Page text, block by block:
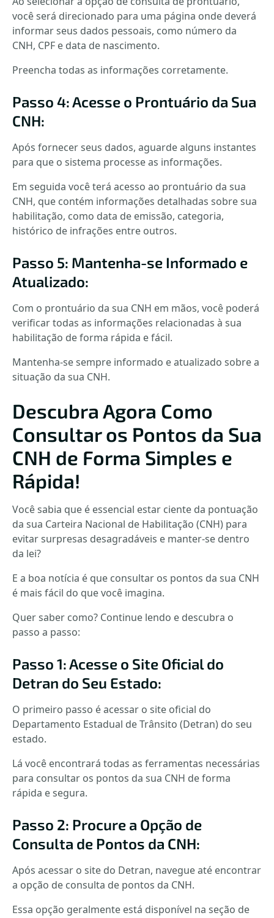
você será direcionado para uma página onde deverá
informar seus dados pessoais, como número da
CNH, CPF e data de nascimento.
Preencha todas as informações corretamente.
Passo 4: Acesse o Prontuário da Sua
CNH:
Após fornecer seus dados, aguarde alguns instantes
para que o sistema processe as informações.
Em seguida você terá acesso ao prontuário da sua
CNH, que contém informações detalhadas sobre sua
habilitação, como data de emissão, categoria,
histórico de infrações entre outros.
Passo 5: Mantenha-se Informado e
Atualizado:
Com o prontuário da sua CNH em mãos, você poderá
verificar todas as informações relacionadas à sua
habilitação de forma rápida e fácil.
Mantenha-se sempre informado e atualizado sobre a
situação da sua CNH.
Descubra Agora Como
Consultar os Pontos da Sua
CNH de Forma Simples e
Rápida!
Você sabia que é essencial estar ciente da pontuação
da sua Carteira Nacional de Habilitação (CNH) para
evitar surpresas desagradáveis e manter-se dentro
da lei?
E a boa notícia é que consultar os pontos da sua CNH
é mais fácil do que você imagina.
Quer saber como? Continue lendo e descubra o
passo a passo:
Passo 1: Acesse o Site Oficial do
Detran do Seu Estado:
O primeiro passo é acessar o site oficial do
Departamento Estadual de Trânsito (Detran) do seu
estado.
Lá você encontrará todas as ferramentas necessárias
para consultar os pontos da sua CNH de forma
rápida e segura.
Passo 2: Procure a Opção de
Consulta de Pontos da CNH:
Após acessar o site do Detran, navegue até encontrar
a opção de consulta de pontos da CNH.
Essa opção geralmente está disponível na seção de